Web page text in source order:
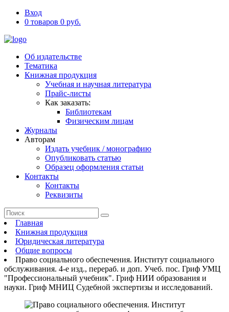
Вход
0 товаров 0 руб.
Об издательстве
Тематика
Книжная продукция
Учебная и научная литература
Прайс-листы
Как заказать:
Библиотекам
Физическим лицам
Журналы
Авторам
Издать учебник / монографию
Опубликовать статью
Образец оформления статьи
Контакты
Контакты
Реквизиты
Главная
Книжная продукция
Юридическая литература
Общие вопросы
Право социального обеспечения. Институт социального
обслуживания. 4-е изд., перераб. и доп. Учеб. пос. Гриф УМЦ
"Профессиональный учебник". Гриф НИИ образования и
науки. Гриф МНИЦ Судебной экспертизы и исследований.